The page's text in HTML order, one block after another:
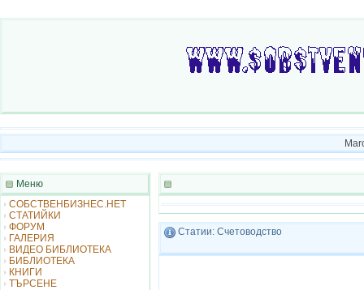
Меню
СОБСТВЕНБИЗНЕС.НЕТ
СТАТИЙКИ
ФОРУМ
ГАЛЕРИЯ
ВИДЕО БИБЛИОТЕКА
БИБЛИОТЕКА
КНИГИ
ТЪРСЕНЕ
Статии: Счетоводство